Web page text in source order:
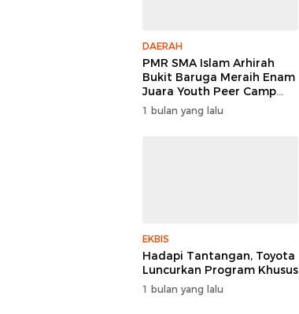
DAERAH
PMR SMA Islam Arhirah
Bukit Baruga Meraih Enam
Juara Youth Peer Camp
2026
1 bulan yang lalu
EKBIS
Hadapi Tantangan, Toyota
Luncurkan Program Khusus
1 bulan yang lalu